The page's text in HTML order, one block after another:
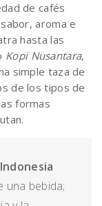
de cafés
aroma e
hasta las
Kopi Nusantara,
simple taza de
de los tipos de
formas
una bebida;